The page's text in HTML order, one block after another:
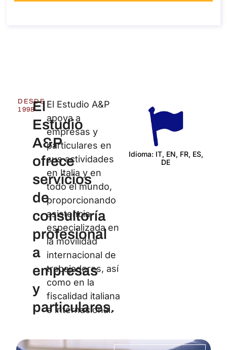
DESDE
1998El
Estudio
A&P
ofrece
servicios
de
consultoría
profesional
a
empresas
y
particulares.
El Estudio A&P
apoya a
empresas y
particulares en
sus actividades
en Italia y en
todo el mundo,
proporcionando
asistencia
especializada en
la movilidad
internacional de
trabajadores, así
como en la
fiscalidad italiana
e internacional.
Idioma: IT, EN, FR, ES,
DE